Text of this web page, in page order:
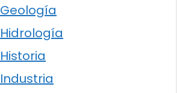
Geología
Hidrología
Historia
Industria